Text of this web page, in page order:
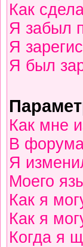
Как
Я забыл
Я
Я был
Как мне
В
Я
Моего
Как я
Как я
Когда я